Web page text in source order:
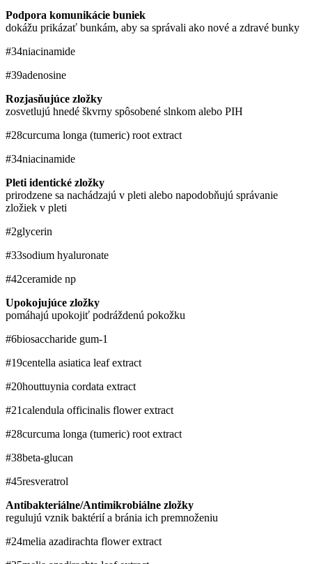
Podpora komunikácie buniek
dokážu prikázať bunkám, aby sa správali ako nové a zdravé bunky
#34niacinamide
#39adenosine
Rozjasňujúce zložky
zosvetlujú hnedé škvrny spôsobené slnkom alebo PIH
#28curcuma longa (tumeric) root extract
#34niacinamide
Pleti identické zložky
prirodzene sa nachádzajú v pleti alebo napodobňujú správanie
zložiek v pleti
#2glycerin
#33sodium hyaluronate
#42ceramide np
Upokojujúce zložky
pomáhajú upokojiť podráždenú pokožku
#6biosaccharide gum-1
#19centella asiatica leaf extract
#20houttuynia cordata extract
#21calendula officinalis flower extract
#28curcuma longa (tumeric) root extract
#38beta-glucan
#45resveratrol
Antibakteriálne/Antimikrobiálne zložky
regulujú vznik baktérií a bránia ich premnoženiu
#24melia azadirachta flower extract